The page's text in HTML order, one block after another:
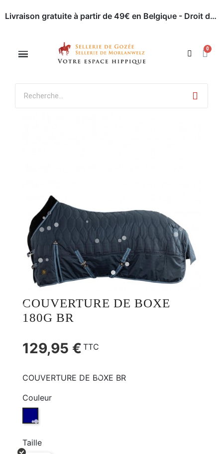
Livraison gratuite à partir de 49€ en Belgique - Droit de retour dans les 30 jours - Paiement en ligne sécurisé
COUVERTURE DE BOXE
180G BR
129,95 € TTC
COUVERTURE DE BOXE BR
Couleur
TOTAL ECLIPSE (B172)
Taille